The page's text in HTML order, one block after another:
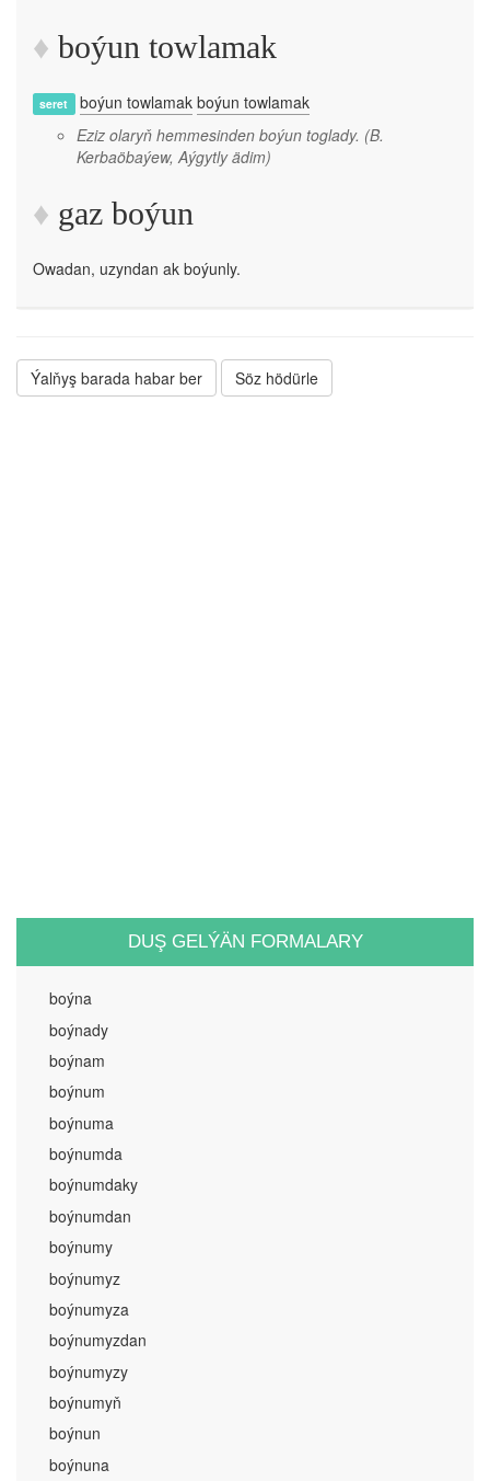
boýun towlamak
seret boýun towlamak boýun towlamak
Eziz olaryň hemmesinden boýun toglady. (B.
Kerbaöbaýew, Aýgytly ädim)
gaz boýun
Owadan, uzyndan ak boýunly.
Ýalňyş barada habar ber Söz hödürle
DUŞ GELÝÄN FORMALARY
boýna
boýnady
boýnam
boýnum
boýnuma
boýnumda
boýnumdaky
boýnumdan
boýnumy
boýnumyz
boýnumyza
boýnumyzdan
boýnumyzy
boýnumyň
boýnun
boýnuna